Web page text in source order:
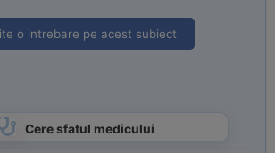
o intrebare pe acest subiect
Cere sfatul medicului